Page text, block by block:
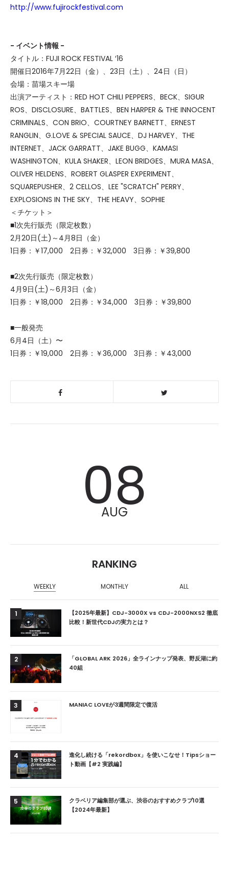
http://www.fujirockfestival.com
- イベント情報 -
タイトル：FUJI ROCK FESTIVAL ′16
開催日2016年7月22日（金）、23日（土）、24日（日）
会場：苗場スキー場
出演アーティスト：RED HOT CHILI PEPPERS、BECK、SIGUR
ROS、DISCLOSURE、BATTLES、BEN HARPER & THE INNOCENT
CRIMINALS、CON BRIO、COURTNEY BARNETT、ERNEST
RANGLIN、G.LOVE & SPECIAL SAUCE、DJ HARVEY、THE
INTERNET、JACK GARRATT、JAKE BUGG、KAMASI
WASHINGTON、KULA SHAKER、LEON BRIDGES、MURA MASA、
OLIVER HELDENS、ROBERT GLASPER EXPERIMENT、
SQUAREPUSHER、2 CELLOS、LEE "SCRATCH" PERRY、
EXPLOSIONS IN THE SKY、THE HEAVY、SOPHIE
＜チケット＞
■1次先行販売（限定枚数）
2月20日(土)～4月8日（金）
1日券：￥17,000 2日券：￥32,000 3日券：￥39,800
■2次先行販売（限定枚数）
4月9日(土)～6月3日（金）
1日券：￥18,000 2日券：￥34,000 3日券：￥39,800
■一般発売
6月4日（土）〜
1日券：￥19,000 2日券：￥36,000 3日券：￥43,000
08
AUG
RANKING
WEEKLY MONTHLY ALL
1
【2025年最新】CDJ-3000X vs CDJ-2000NXS2 徹底
比較！新世代CDJの実力とは？
2
「GLOBAL ARK 2026」全ラインナップ発表、野反湖に約
40組
3 MANIAC LOVEが3週間限定で復活
4
進化し続ける「rekordbox」を使いこなせ！Tipsショー
ト動画【#2 実践編】
5
クラベリア編集部が選ぶ、渋谷のおすすめクラブ10選
【2024年最新】